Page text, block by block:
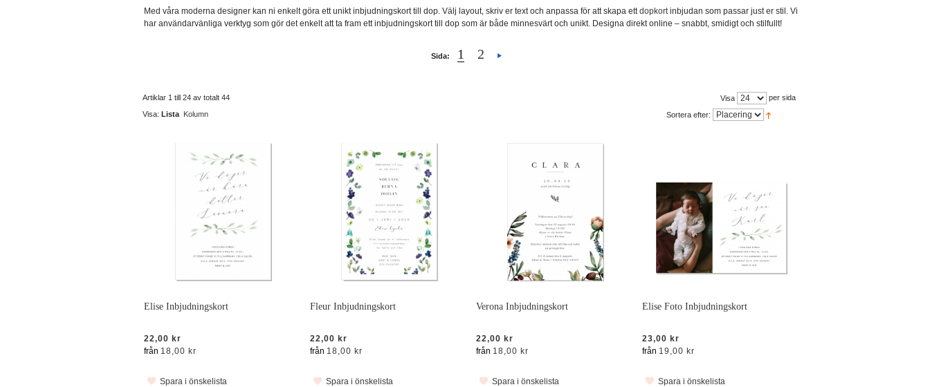
Med våra moderna designer kan ni enkelt göra ett unikt inbjudningskort till dop. Välj layout, skriv er text och anpassa för att skapa ettdopkortinbjudan som passar just er stil. Vi
har användarvänliga verktyg som gör det enkelt att ta fram ett inbjudningskort till dop som är både minnesvärt och unikt. Designa direkt online – snabbt, smidigt och stilfullt!
Artiklar 1 till 24 av totalt 44 Visa per sida
Sida: 1 2
Visa: Lista Kolumn Sortera efter:
Elise Inbjudningskort
22,00 kr
från 18,00 kr
Spara i önskelista
Fleur Inbjudningskort
22,00 kr
från 18,00 kr
Spara i önskelista
Verona Inbjudningskort
22,00 kr
från 18,00 kr
Spara i önskelista
Elise Foto Inbjudningskort
23,00 kr
från 19,00 kr
Spara i önskelista